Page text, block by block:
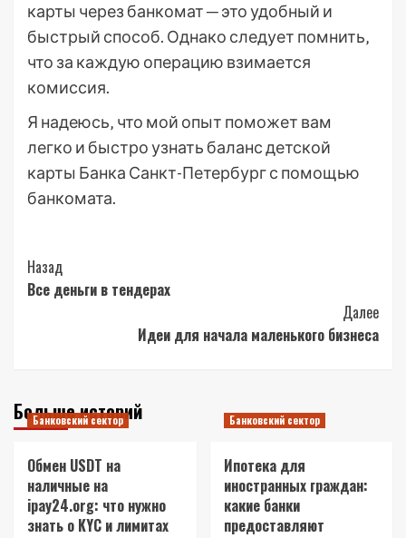
карты через банкомат ─ это удобный и
быстрый способ. Однако следует помнить‚
что за каждую операцию взимается
комиссия.
Я надеюсь‚ что мой опыт поможет вам
легко и быстро узнать баланс детской
карты Банка Санкт-Петербург с помощью
банкомата.
Post
Navigation
Назад
Все деньги в тендерах
Далее
Идеи для начала маленького бизнеса
Больше историй
Банковский сектор
Обмен USDT на
наличные на
ipay24.org: что нужно
знать о KYC и лимитах
Банковский сектор
Ипотека для
иностранных граждан:
какие банки
предоставляют